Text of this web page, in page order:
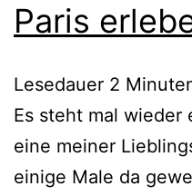
Paris
Lesedauer 2
Es steht mal wieder
eine meiner
einige Male da